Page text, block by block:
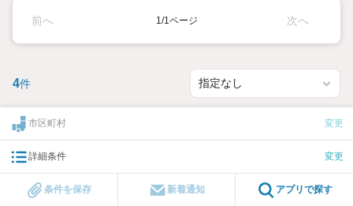
前へ 1/1ページ 次へ
4件
市区町村 変更
詳細条件 変更
条件を保存 新着通知 アプリで探す